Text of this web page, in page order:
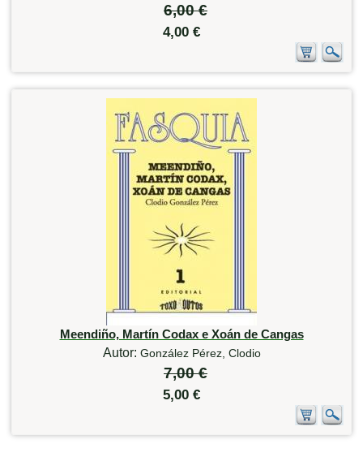
6,00 €
4,00 €
Meendiño, Martín Codax e Xoán de Cangas
Autor: González Pérez, Clodio
7,00 €
5,00 €